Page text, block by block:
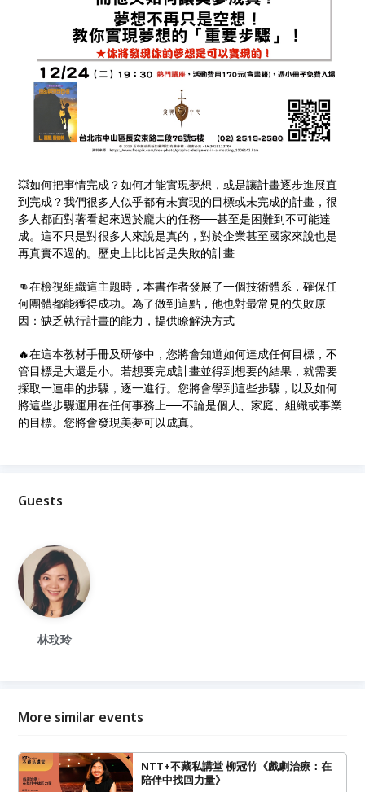
💥如何把事情完成？如何才能實現夢想，或是讓計畫逐步進展直
到完成？我們很多人似乎都有未實現的目標或未完成的計畫，很
多人都面對著看起來過於龐大的任務──甚至是困難到不可能達
成。這不只是對很多人來說是真的，對於企業甚至國家來說也是
再真實不過的。歷史上比比皆是失敗的計畫
👊在檢視組織這主題時，本書作者發展了一個技術體系，確保任
何團體都能獲得成功。為了做到這點，他也對最常見的失敗原
因：缺乏執行計畫的能力，提供瞭解決方式
🔥在這本教材手冊及研修中，您將會知道如何達成任何目標，不
管目標是大還是小。若想要完成計畫並得到想要的結果，就需要
採取一連串的步驟，逐一進行。您將會學到這些步驟，以及如何
將這些步驟運用在任何事務上──不論是個人、家庭、組織或事業
的目標。您將會發現美夢可以成真。
Guests
林玟玲
More similar events
NTT+不藏私講堂 柳冠竹《戲劇治療：在
陪伴中找回力量》